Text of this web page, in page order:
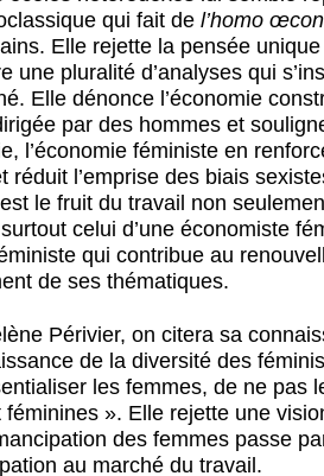
qui fait de l’homo
Elle rejette la pensée
une pluralité d’analyses qui
Elle dénonce l’économie
par des hommes et
l’économie féministe en
l’emprise des biais
le fruit du travail non
celui d’une économiste
qui contribue au
de ses thématiques.
Périvier, on citera sa
de la diversité des
les femmes, de ne pas
». Elle rejette une
des femmes passe
au marché du travail.